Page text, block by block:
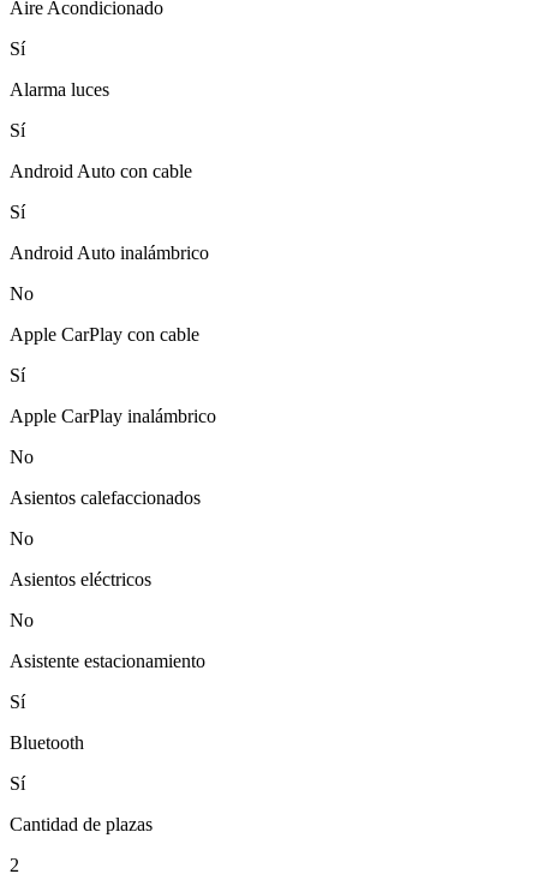
Aire Acondicionado
Sí
Alarma luces
Sí
Android Auto con cable
Sí
Android Auto inalámbrico
No
Apple CarPlay con cable
Sí
Apple CarPlay inalámbrico
No
Asientos calefaccionados
No
Asientos eléctricos
No
Asistente estacionamiento
Sí
Bluetooth
Sí
Cantidad de plazas
2